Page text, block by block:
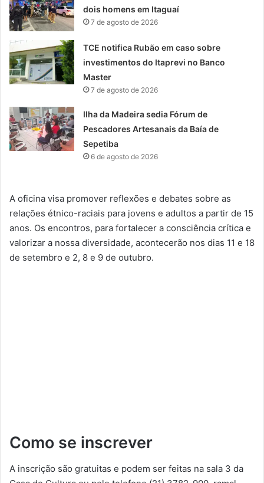
dois homens em Itaguaí
7 de agosto de 2026
TCE notifica Rubão em caso sobre
investimentos do Itaprevi no Banco
Master
7 de agosto de 2026
Ilha da Madeira sedia Fórum de
Pescadores Artesanais da Baía de
Sepetiba
6 de agosto de 2026
A oficina visa promover reflexões e debates sobre as
relações étnico-raciais para jovens e adultos a partir de 15
anos. Os encontros, para fortalecer a consciência crítica e
valorizar a nossa diversidade, acontecerão nos dias 11 e 18
de setembro e 2, 8 e 9 de outubro.
Como se inscrever
A inscrição são gratuitas e podem ser feitas na sala 3 da